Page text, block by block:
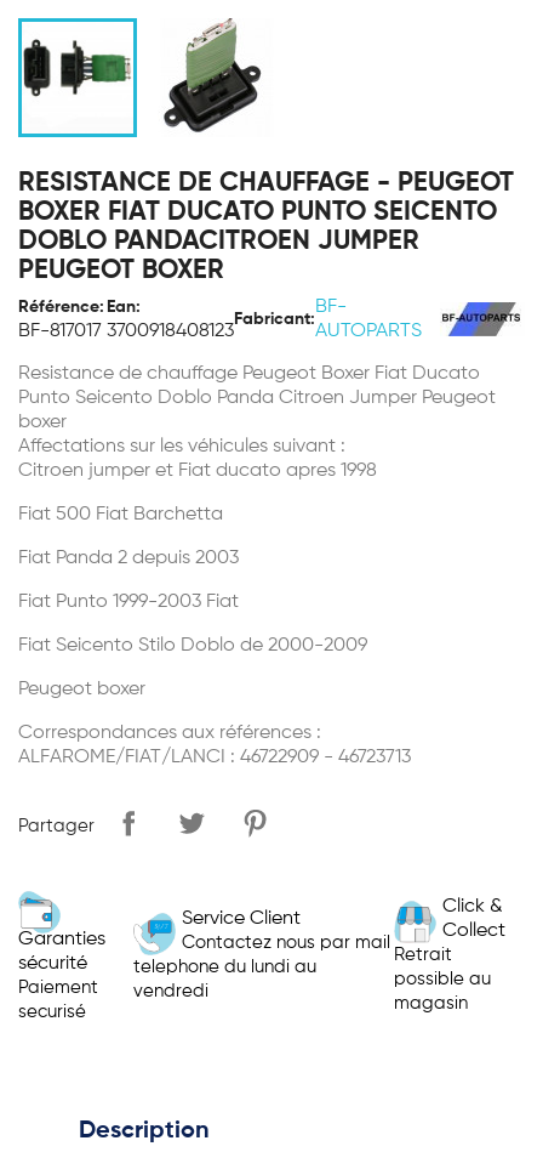
RESISTANCE DE CHAUFFAGE - PEUGEOT
BOXER FIAT DUCATO PUNTO SEICENTO
DOBLO PANDACITROEN JUMPER
PEUGEOT BOXER
Référence:
BF-817017
Ean:
3700918408123
Fabricant:
BF-
AUTOPARTS
Resistance de chauffage Peugeot Boxer Fiat Ducato
Punto Seicento Doblo Panda Citroen Jumper Peugeot
boxer
Affectations sur les véhicules suivant :
Citroen jumper et Fiat ducato apres 1998
Fiat 500 Fiat Barchetta
Fiat Panda 2 depuis 2003
Fiat Punto 1999-2003 Fiat
Fiat Seicento Stilo Doblo de 2000-2009
Peugeot boxer
Correspondances aux références :
ALFAROME/FIAT/LANCI : 46722909 - 46723713
Partager
Garanties
sécurité
Paiement
securisé
Service Client
Contactez nous par mail
telephone du lundi au
vendredi
Click &
Collect
Retrait
possible au
magasin
Description